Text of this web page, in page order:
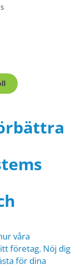
våra
företag. Nöj dig
för dina